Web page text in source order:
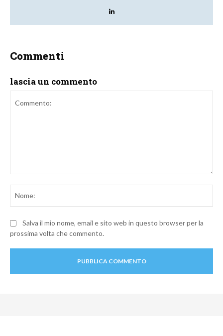
Commenti
lascia un commento
Salva il mio nome, email e sito web in questo browser per la
prossima volta che commento.